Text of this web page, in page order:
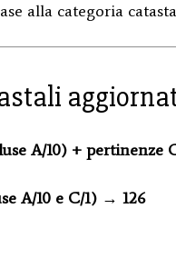
alla categoria
A/10) + pertinenze
A/10 e C/1) → 126